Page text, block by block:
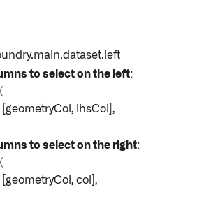
to select on the left:
lhsCol],
to select on the right:
col],